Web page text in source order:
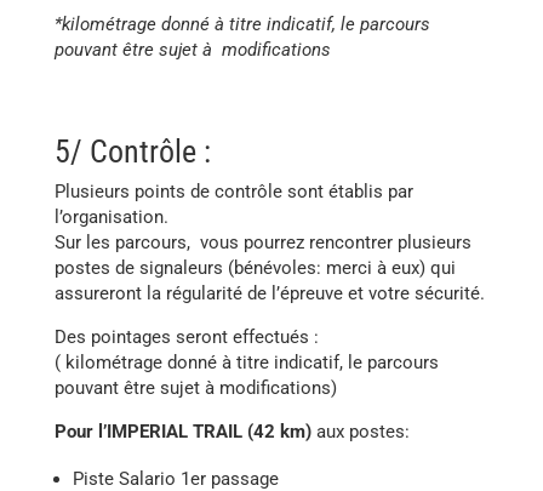
*kilométrage donné à titre indicatif, le parcours
pouvant être sujet à modifications
5/ Contrôle :
Plusieurs points de contrôle sont établis par
l’organisation.
Sur les parcours, vous pourrez rencontrer plusieurs
postes de signaleurs (bénévoles: merci à eux) qui
assureront la régularité de l’épreuve et votre sécurité.
Des pointages seront effectués :
( kilométrage donné à titre indicatif, le parcours
pouvant être sujet à modifications)
Pour l’IMPERIAL TRAIL (42 km) aux postes:
Piste Salario 1er passage